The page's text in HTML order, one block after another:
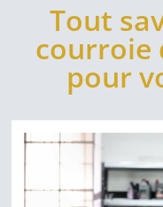
Tout
courroie
pour